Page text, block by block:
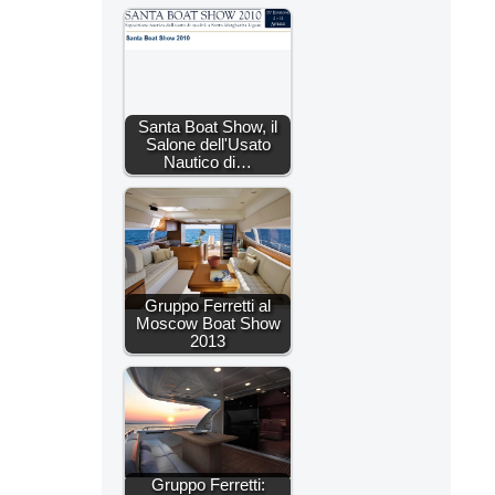
Santa Boat Show, il
Salone dell'Usato
Nautico di…
Gruppo Ferretti al
Moscow Boat Show
2013
Gruppo Ferretti: